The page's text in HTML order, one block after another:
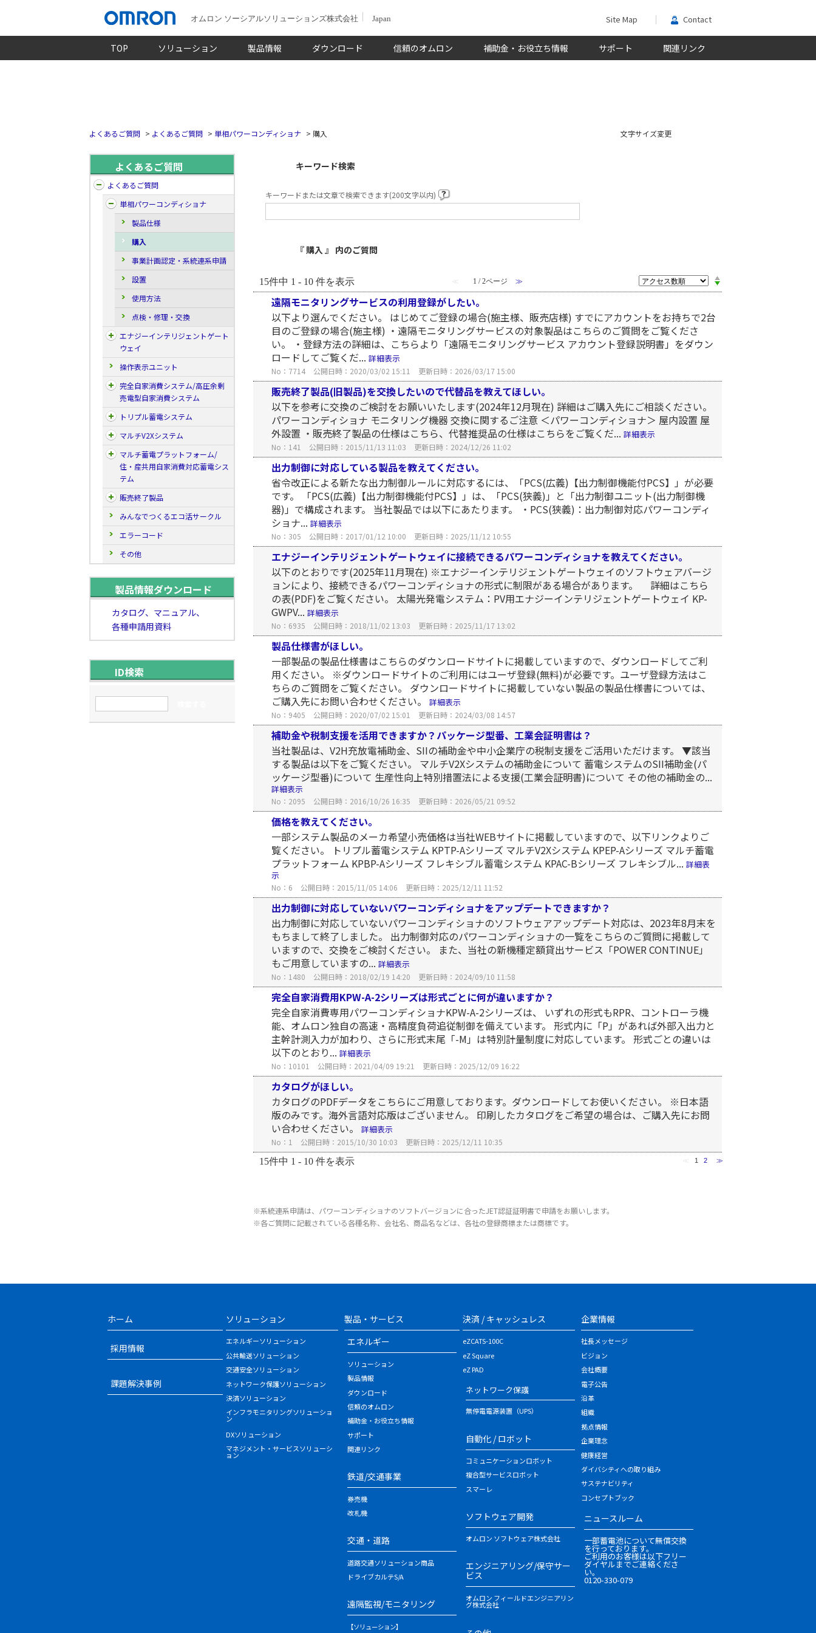
オムロン ソーシアルソリューションズ株式会社 Japan Site Map Contact
TOP ソリューション 製品情報 ダウンロード 信頼のオムロン 補助金・お役立ち情報 サポート 関連リンク
文字サイズ変更
よくあるご質問 > よくあるご質問 > 単相パワーコンディショナ > 購入
よくあるご質問
よくあるご質問
単相パワーコンディショナ
製品仕様
購入
事業計画認定・系統連系申請
設置
使用方法
点検・修理・交換
エナジーインテリジェントゲート
ウェイ
操作表示ユニット
完全自家消費システム/高圧余剰
売電型自家消費システム
トリプル蓄電システム
マルチV2Xシステム
マルチ蓄電プラットフォーム/
住・産共用自家消費対応蓄電シス
テム
販売終了製品
みんなでつくるエコ活サークル
エラーコード
その他
製品情報ダウンロード
カタログ、マニュアル、
各種申請用資料
ID検索
キーワード検索
キーワードまたは文章で検索できます(200文字以内)
『 購入 』 内のご質問
15件中 1 - 10 件を表示 ≪ 1 / 2ページ ≫
遠隔モニタリングサービスの利用登録がしたい。
以下より選んでください。 はじめてご登録の場合(施主様、販売店様) すでにアカウントをお持ちで2台
目のご登録の場合(施主様) ・遠隔モニタリングサービスの対象製品はこちらのご質問をご覧くださ
い。 ・登録方法の詳細は、こちらより「遠隔モニタリングサービス アカウント登録説明書」をダウン
ロードしてご覧くだ... 詳細表示
No：7714 公開日時：2020/03/02 15:11 更新日時：2026/03/17 15:00
販売終了製品(旧製品)を交換したいので代替品を教えてほしい。
以下を参考に交換のご検討をお願いいたします(2024年12月現在) 詳細はご購入先にご相談ください。
パワーコンディショナ モニタリング機器 交換に関するご注意 ＜パワーコンディショナ＞ 屋内設置 屋
外設置 ・販売終了製品の仕様はこちら、代替推奨品の仕様はこちらをご覧くだ... 詳細表示
No：141 公開日時：2015/11/13 11:03 更新日時：2024/12/26 11:02
出力制御に対応している製品を教えてください。
省令改正による新たな出力制御ルールに対応するには、「PCS(広義)【出力制御機能付PCS】」が必要
です。 「PCS(広義)【出力制御機能付PCS】」は、「PCS(狭義)」と「出力制御ユニット(出力制御機
器)」で構成されます。 当社製品では以下にあたります。 ・PCS(狭義)：出力制御対応パワーコンディ
ショナ... 詳細表示
No：305 公開日時：2017/01/12 10:00 更新日時：2025/11/12 10:55
エナジーインテリジェントゲートウェイに接続できるパワーコンディショナを教えてください。
以下のとおりです(2025年11月現在) ※エナジーインテリジェントゲートウェイのソフトウェアバージ
ョンにより、接続できるパワーコンディショナの形式に制限がある場合があります。 詳細はこちら
の表(PDF)をご覧ください。 太陽光発電システム：PV用エナジーインテリジェントゲートウェイ KP-
GWPV... 詳細表示
No：6935 公開日時：2018/11/02 13:03 更新日時：2025/11/17 13:02
製品仕様書がほしい。
一部製品の製品仕様書はこちらのダウンロードサイトに掲載していますので、ダウンロードしてご利
用ください。 ※ダウンロードサイトのご利用にはユーザ登録(無料)が必要です。ユーザ登録方法はこ
ちらのご質問をご覧ください。 ダウンロードサイトに掲載していない製品の製品仕様書については、
ご購入先にお問い合わせください。
詳細表示
No：9405 公開日時：2020/07/02 15:01 更新日時：2024/03/08 14:57
補助金や税制支援を活用できますか？パッケージ型番、工業会証明書は？
当社製品は、V2H充放電補助金、SIIの補助金や中小企業庁の税制支援をご活用いただけます。 ▼該当
する製品は以下をご覧ください。 マルチV2Xシステムの補助金について 蓄電システムのSII補助金(パ
ッケージ型番)について 生産性向上特別措置法による支援(工業会証明書)について その他の補助金の...
詳細表示
No：2095 公開日時：2016/10/26 16:35 更新日時：2026/05/21 09:52
価格を教えてください。
一部システム製品のメーカ希望小売価格は当社WEBサイトに掲載していますので、以下リンクよりご
覧ください。 トリプル蓄電システム KPTP-Aシリーズ マルチV2Xシステム KPEP-Aシリーズ マルチ蓄電
プラットフォーム KPBP-Aシリーズ フレキシブル蓄電システム KPAC-Bシリーズ フレキシブル... 詳細表
示
No：6 公開日時：2015/11/05 14:06 更新日時：2025/12/11 11:52
出力制御に対応していないパワーコンディショナをアップデートできますか？
出力制御に対応していないパワーコンディショナのソフトウェアアップデート対応は、2023年8月末を
もちまして終了しました。 出力制御対応のパワーコンディショナの一覧をこちらのご質問に掲載して
いますので、交換をご検討ください。 また、当社の新機種定額貸出サービス「POWER CONTINUE」
もご用意していますの... 詳細表示
No：1480 公開日時：2018/02/19 14:20 更新日時：2024/09/10 11:58
完全自家消費用KPW-A-2シリーズは形式ごとに何が違いますか？
完全自家消費専用パワーコンディショナKPW-A-2シリーズは、 いずれの形式もRPR、コントローラ機
能、オムロン独自の高速・高精度負荷追従制御を備えています。 形式内に「P」があれば外部入出力と
主幹計測入力が加わり、さらに形式末尾「-M」は特別計量制度に対応しています。 形式ごとの違いは
以下のとおり... 詳細表示
No：10101 公開日時：2021/04/09 19:21 更新日時：2025/12/09 16:22
カタログがほしい。
カタログのPDFデータをこちらにご用意しております。ダウンロードしてお使いください。 ※日本語
版のみです。海外言語対応版はございません。 印刷したカタログをご希望の場合は、ご購入先にお問
い合わせください。
詳細表示
No：1 公開日時：2015/10/30 10:03
更新日時：2025/12/11 10:35
15件中 1 - 10 件を表示
1 2 ≫
※系統連系申請は、パワーコンディショナのソフトバージョンに合ったJET認証証明書で申請をお願いします。
※各ご質問に記載されている各種名称、会社名、商品名などは、各社の登録商標または商標です。
ホーム
採用情報
課題解決事例
ソリューション
エネルギーソリューション
公共輸送ソリューション
交通安全ソリューション
ネットワーク保護ソリューション
決済ソリューション
インフラモニタリングソリューショ
ン
DXソリューション
マネジメント・サービスソリューシ
ョン
製品・サービス
エネルギー
ソリューション
製品情報
ダウンロード
信頼のオムロン
補助金・お役立ち情報
サポート
関連リンク
鉄道/交通事業
券売機
改札機
交通・道路
道路交通ソリューション商品
ドライブカルテS/A
遠隔監視/モニタリング
【ソリューション】
決済 / キャッシュレス
eZCATS-100C
eZ Square
eZ PAD
ネットワーク保護
無停電電源装置（UPS）
自動化 / ロボット
コミュニケーションロボット
複合型サービスロボット
スマーレ
ソフトウェア開発
オムロン ソフトウェア株式会社
エンジニアリング/保守サー
ビス
オムロン フィールドエンジニアリン
グ株式会社
企業情報
社長メッセージ
ビジョン
会社概要
電子公告
沿革
組織
拠点情報
企業理念
健康経営
ダイバシティへの取り組み
サステナビリティ
コンセプトブック
ニュースルーム
一部蓄電池について無償交換
を行っております。
ご利用のお客様は以下フリー
ダイヤルまでご連絡くださ
い。
0120-330-079